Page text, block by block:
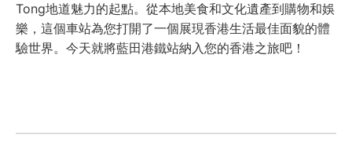
Tong地道魅力的起點。從本地美食和文化遺產到購物和娛
樂，這個車站為您打開了一個展現香港生活最佳面貌的體
驗世界。今天就將藍田港鐵站納入您的香港之旅吧！